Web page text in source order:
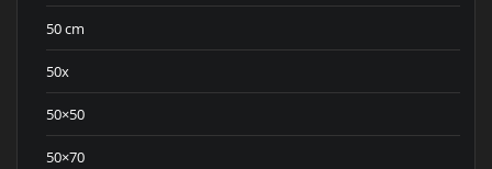
50 cm
50x
50×50
50×70